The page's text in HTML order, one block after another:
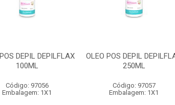
DEPIL DEPILFLAX
100ML
Código: 97056
Embalagem: 1X1
OLEO POS DEPIL
250ML
Código: 97057
Embalagem: 1X1